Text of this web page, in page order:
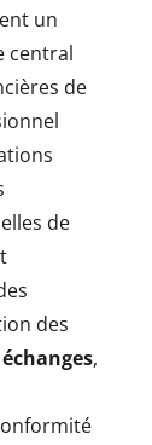
un
central
de
de
des
,